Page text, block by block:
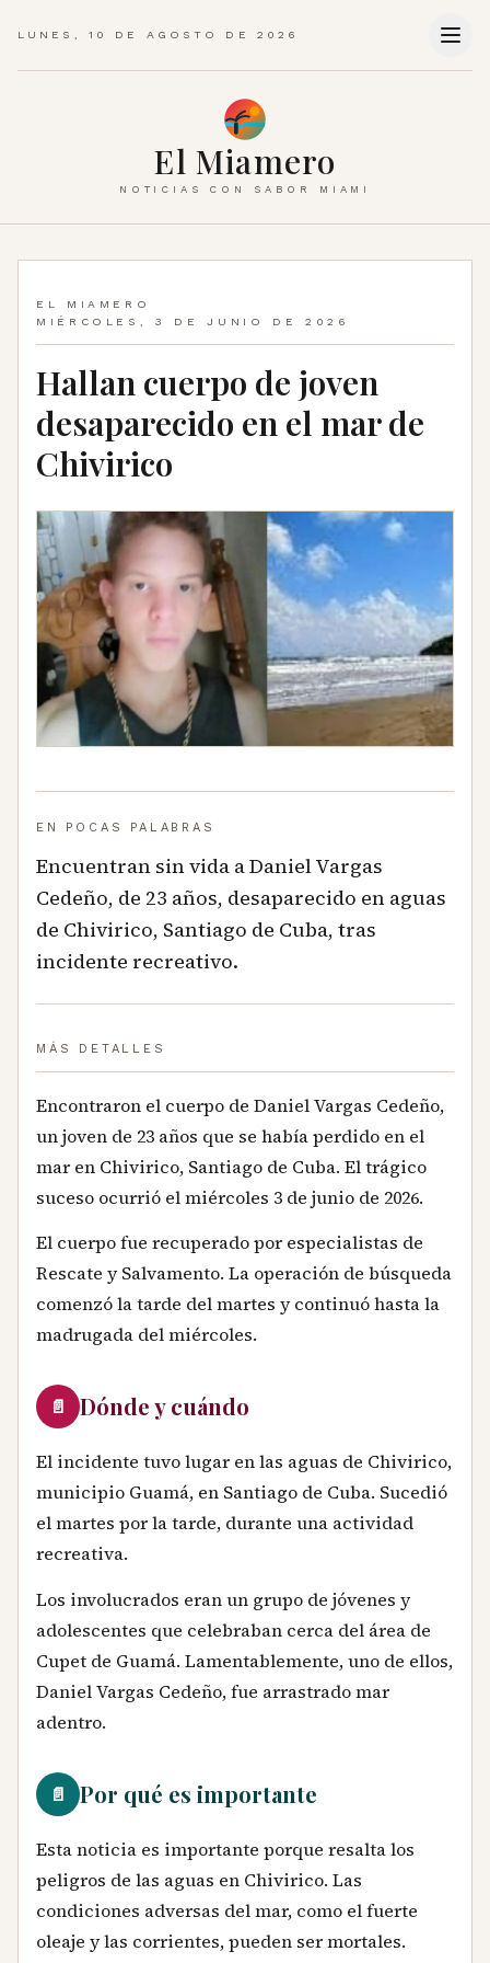
LUNES, 10 DE AGOSTO DE 2026
El Miamero
NOTICIAS CON SABOR MIAMI
EL MIAMERO
MIÉRCOLES, 3 DE JUNIO DE 2026
Hallan cuerpo de joven
desaparecido en el mar de
Chivirico
EN POCAS PALABRAS
Encuentran sin vida a Daniel Vargas
Cedeño, de 23 años, desaparecido en aguas
de Chivirico, Santiago de Cuba, tras
incidente recreativo.
MÁS DETALLES
Encontraron el cuerpo de Daniel Vargas Cedeño,
un joven de 23 años que se había perdido en el
mar en Chivirico, Santiago de Cuba. El trágico
suceso ocurrió el miércoles 3 de junio de 2026.
El cuerpo fue recuperado por especialistas de
Rescate y Salvamento. La operación de búsqueda
comenzó la tarde del martes y continuó hasta la
madrugada del miércoles.
📄 Dónde y cuándo
El incidente tuvo lugar en las aguas de Chivirico,
municipio Guamá, en Santiago de Cuba. Sucedió
el martes por la tarde, durante una actividad
recreativa.
Los involucrados eran un grupo de jóvenes y
adolescentes que celebraban cerca del área de
Cupet de Guamá. Lamentablemente, uno de ellos,
Daniel Vargas Cedeño, fue arrastrado mar
adentro.
📄 Por qué es importante
Esta noticia es importante porque resalta los
peligros de las aguas en Chivirico. Las
condiciones adversas del mar, como el fuerte
oleaje y las corrientes, pueden ser mortales.